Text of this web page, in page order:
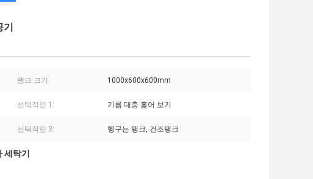
탱크 크기: 1000x600x600mm
선택적인 1: 기름 대충 훑어 보기
선택적인 3: 헹구는 탱크, 건조탱크
세탁기